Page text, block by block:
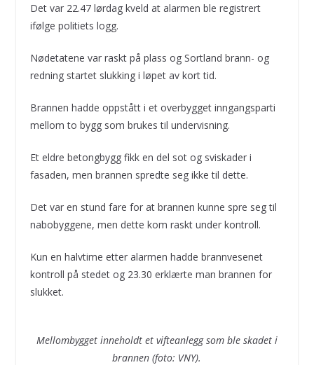
Det var 22.47 lørdag kveld at alarmen ble registrert
ifølge politiets logg.
Nødetatene var raskt på plass og Sortland brann- og
redning startet slukking i løpet av kort tid.
Brannen hadde oppstått i et overbygget inngangsparti
mellom to bygg som brukes til undervisning.
Et eldre betongbygg fikk en del sot og sviskader i
fasaden, men brannen spredte seg ikke til dette.
Det var en stund fare for at brannen kunne spre seg til
nabobyggene, men dette kom raskt under kontroll.
Kun en halvtime etter alarmen hadde brannvesenet
kontroll på stedet og 23.30 erklærte man brannen for
slukket.
Mellombygget inneholdt et vifteanlegg som ble skadet i
brannen (foto: VNY).